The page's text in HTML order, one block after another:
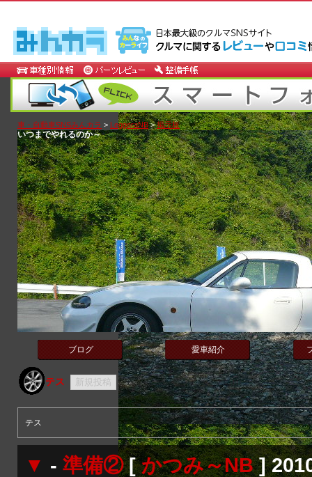
車・自動車SNSみんカラ > LeggeraNB>掲示板
いつまでやれるのか～
ブログ 愛車紹介
テス
テス
▼ - 準備②[かつみ～NB]